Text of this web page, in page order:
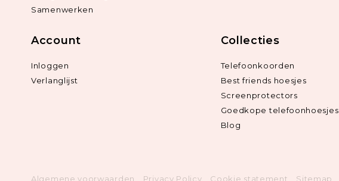
Samenwerken
Account
Inloggen
Verlanglijst
Collecties
Telefoonkoorden
Best friends hoesjes
Screenprotectors
Goedkope telefoonhoesjes
Blog
Algemene voorwaarden Privacy Policy Cookie statement Sitemap